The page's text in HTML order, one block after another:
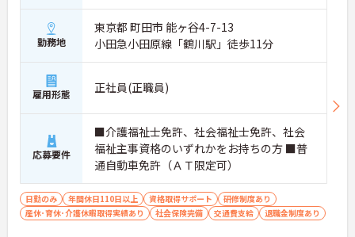
勤務地
東京都 町田市 能ヶ谷4-7-13
小田急小田原線「鶴川駅」徒歩11分
雇用形態 正社員(正職員)
応募要件
■介護福祉士免許、社会福祉士免許、社会
福祉主事資格のいずれかをお持ちの方 ■普
通自動車免許（ＡＴ限定可）
日勤のみ 年間休日110日以上 資格取得サポート
研修制度あり
産休･育休･介護休暇取得実績あり
社会保険完備 交通費支給 退職金制度あり